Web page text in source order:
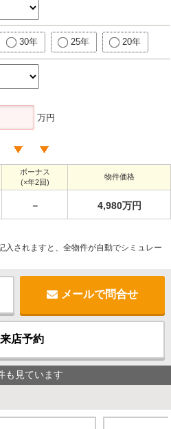
30年 25年 20年
万円
ボーナス
(×年2回)
物件価格
－ 4,980万円
入されますと、全物件が自動でシミュレー
メールで問合せ
来店予約
も見ています